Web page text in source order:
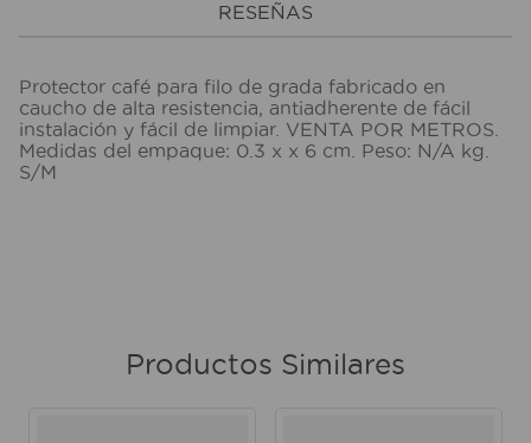
RESEÑAS
Protector café para filo de grada fabricado en
caucho de alta resistencia, antiadherente de fácil
instalación y fácil de limpiar. VENTA POR METROS.
Medidas del empaque: 0.3 x x 6 cm. Peso: N/A kg.
S/M
Productos Similares